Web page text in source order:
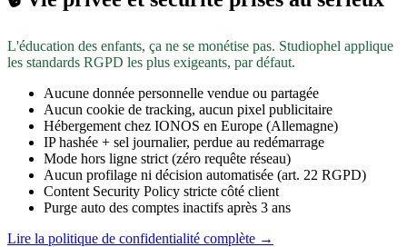
L'éducation des enfants, ça ne se monétise pas. Studiophel applique
les standards RGPD les plus exigeants, par défaut.
Aucune donnée personnelle vendue ou partagée
Aucun cookie de tracking, aucun pixel publicitaire
Hébergement chez IONOS en Europe (Allemagne)
IP hashée + sel journalier, perdue au redémarrage
Mode hors ligne strict (zéro requête réseau)
Aucun profilage ni décision automatisée (art. 22 RGPD)
Content Security Policy stricte côté client
Purge auto des comptes inactifs après 3 ans
Lire la politique de confidentialité complète →